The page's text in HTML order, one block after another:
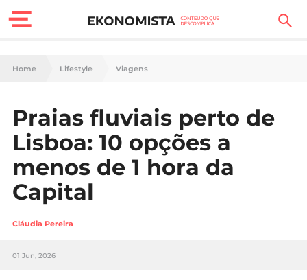
Finanças Pessoais
Carreira
Casa
Lifestyle
Sociedade
Tecnologia
Home Lifestyle Viagens
Praias fluviais perto de
Lisboa: 10 opções a
menos de 1 hora da
Capital
Cláudia Pereira
01 Jun, 2026